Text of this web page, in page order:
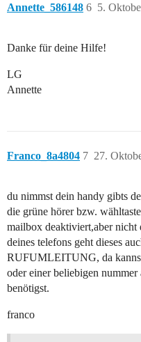
Annette_586148 5.
6
Danke für deine Hilfe!
LG
Annette
Franco_8a4804 27.
7
du nimmst dein handy gibts
die grüne hörer bzw.
mailbox deaktiviert,aber nicht
deines telefons geht dieses
RUFUMLEITUNG, da
oder einer beliebigen
benötigst.
franco